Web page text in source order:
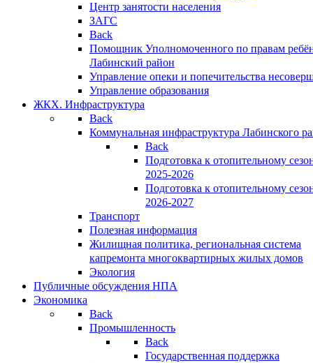
Центр занятости населения
ЗАГС
Back
Помощник Уполномоченного по правам
Лабинский район
Управление опеки и попечительства
Управление образования
ЖКХ. Инфраструктура
Back
Коммунальная инфраструктура Лабинского
Back
Подготовка к отопительному
2025-2026
Подготовка к отопительному
2026-2027
Транспорт
Полезная информация
Жилищная политика, региональная система
капремонта многоквартирных жилых домов
Экология
Публичные обсуждения НПА
Экономика
Back
Промышленность
Back
Государственная поддержка